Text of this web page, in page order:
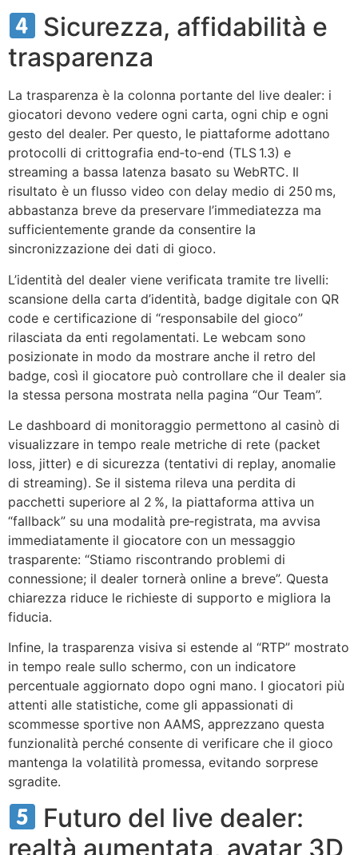
Sicurezza, affidabilità e
trasparenza
La trasparenza è la colonna portante del live dealer: i
giocatori devono vedere ogni carta, ogni chip e ogni
gesto del dealer. Per questo, le piattaforme adottano
protocolli di crittografia end‑to‑end (TLS 1.3) e
streaming a bassa latenza basato su WebRTC. Il
risultato è un flusso video con delay medio di 250 ms,
abbastanza breve da preservare l’immediatezza ma
sufficientemente grande da consentire la
sincronizzazione dei dati di gioco.
L’identità del dealer viene verificata tramite tre livelli:
scansione della carta d’identità, badge digitale con QR
code e certificazione di “responsabile del gioco”
rilasciata da enti regolamentati. Le webcam sono
posizionate in modo da mostrare anche il retro del
badge, così il giocatore può controllare che il dealer sia
la stessa persona mostrata nella pagina “Our Team”.
Le dashboard di monitoraggio permettono al casinò di
visualizzare in tempo reale metriche di rete (packet
loss, jitter) e di sicurezza (tentativi di replay, anomalie
di streaming). Se il sistema rileva una perdita di
pacchetti superiore al 2 %, la piattaforma attiva un
“fallback” su una modalità pre‑registrata, ma avvisa
immediatamente il giocatore con un messaggio
trasparente: “Stiamo riscontrando problemi di
connessione; il dealer tornerà online a breve”. Questa
chiarezza riduce le richieste di supporto e migliora la
fiducia.
Infine, la trasparenza visiva si estende al “RTP” mostrato
in tempo reale sullo schermo, con un indicatore
percentuale aggiornato dopo ogni mano. I giocatori più
attenti alle statistiche, come gli appassionati di
scommesse sportive non AAMS, apprezzano questa
funzionalità perché consente di verificare che il gioco
mantenga la volatilità promessa, evitando sorprese
sgradite.
Futuro del live dealer:
realtà aumentata, avatar 3D